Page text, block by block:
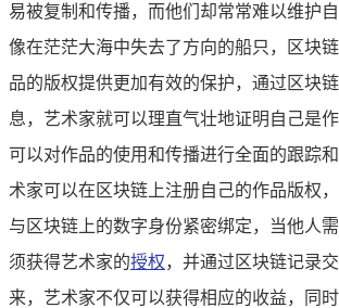
易被复制和传播，而他们却常常难以维护
像在茫茫大海中失去了方向的船只，区块
品的版权提供更加有效的保护，通过区块
息，艺术家就可以理直气壮地证明自己是
可以对作品的使用和传播进行全面的跟踪
术家可以在区块链上注册自己的作品版权
与区块链上的数字身份紧密绑定，当他人
须获得艺术家的授权，并通过区块链记录
来，艺术家不仅可以获得相应的收益，同